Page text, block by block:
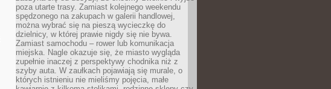
poza utarte trasy. Zamiast kolejnego weekendu
spędzonego na zakupach w galerii handlowej,
można wybrać się na pieszą wycieczkę do
dzielnicy, w której prawie nigdy się nie bywa.
Zamiast samochodu – rower lub komunikacja
miejska. Nagle okazuje się, że miasto wygląda
zupełnie inaczej z perspektywy chodnika niż z
szyby auta. W zaułkach pojawiają się murale, o
których istnieniu nie mieliśmy pojęcia, małe